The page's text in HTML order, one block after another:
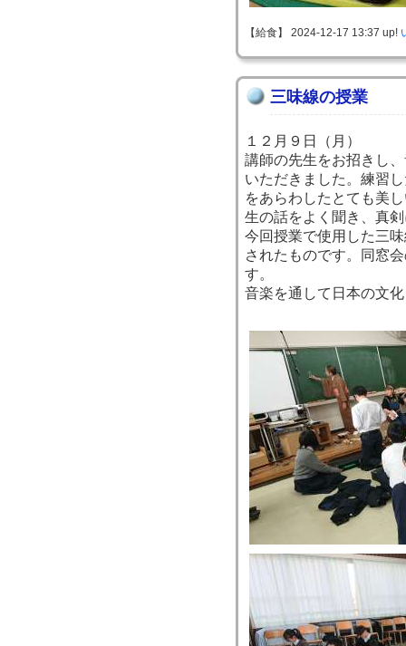
【給食】 2024-12-17 13:37 up!
三味線の授業
１２月９日（月）
講師の先生をお招きし
いただきました。練習
をあらわしたとても美
生の話をよく聞き、真
今回授業で使用した三
されたものです。同窓
す。
音楽を通して日本の文